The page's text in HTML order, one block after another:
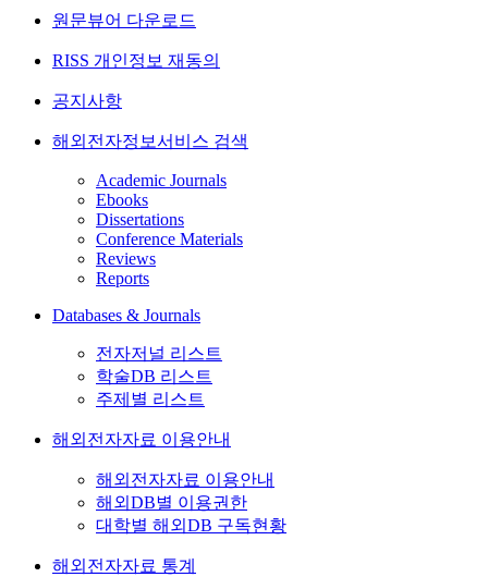
원문뷰어 다운로드
RISS 개인정보 재동의
공지사항
해외전자정보서비스 검색
Academic Journals
Ebooks
Dissertations
Conference Materials
Reviews
Reports
Databases & Journals
전자저널 리스트
학술DB 리스트
주제별 리스트
해외전자자료 이용안내
해외전자자료 이용안내
해외DB별 이용권한
대학별 해외DB 구독현황
해외전자자료 통계